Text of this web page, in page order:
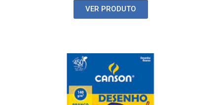
VER PRODUTO